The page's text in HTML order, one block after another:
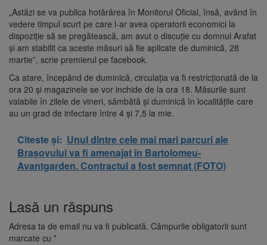
„Astăzi se va publica hotărârea în Monitorul Oficial, însă, având în
vedere timpul scurt pe care l-ar avea operatorii economici la
dispoziție să se pregătească, am avut o discuție cu domnul Arafat
și am stabilit ca aceste măsuri să fie aplicate de duminică, 28
martie”, scrie premierul pe facebook.
Ca atare, începând de duminică, circulaţia va fi restricţionată de la
ora 20 şi magazinele se vor inchide de la ora 18. Măsurile sunt
valabile în zilele de vineri, sâmbătă şi duminică în localităţile care
au un grad de infectare între 4 şi 7,5 la mie.
Citeste și: Unul dintre cele mai mari parcuri ale
Brașovului va fi amenajat în Bartolomeu-
Avantgarden. Contractul a fost semnat (FOTO)
Lasă un răspuns
Adresa ta de email nu va fi publicată. Câmpurile obligatorii sunt
marcate cu *